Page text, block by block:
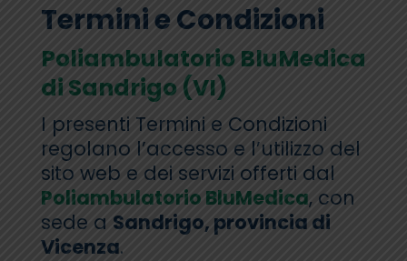
Termini e Condizioni
Poliambulatorio BluMedica
di Sandrigo (VI)
I presenti Termini e Condizioni
regolano l’accesso e l’utilizzo del
sito web e dei servizi offerti dal
Poliambulatorio BluMedica, con
sede a Sandrigo, provincia di
Vicenza.